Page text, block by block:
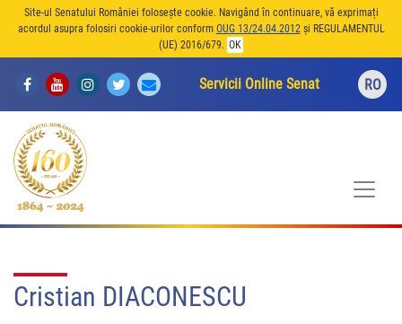
Site-ul Senatului României folosește cookie. Navigând în continuare, vă exprimați
acordul asupra folosiri cookie-urilor conform OUG 13/24.04.2012și REGULAMENTUL
(UE) 2016/679. OK
Servicii Online Senat RO
Cristian DIACONESCU